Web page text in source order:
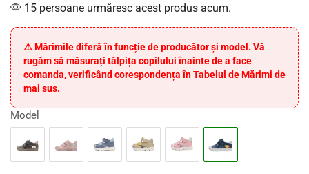
15 persoane urmăresc acest produs acum.
⚠️ Mărimile diferă în funcție de producător și model. Vă
rugăm să măsurați tălpița copilului înainte de a face
comanda, verificând corespondența în Tabelul de Mărimi de
mai sus.
Model